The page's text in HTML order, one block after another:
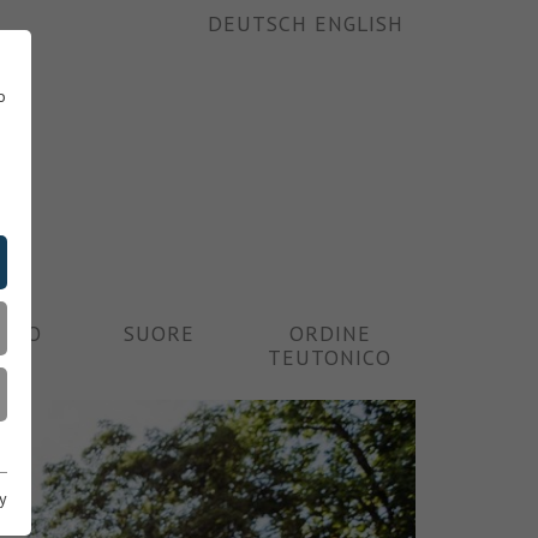
DEUTSCH ENGLISH
SUORE
ORDINE
TEUTONICO